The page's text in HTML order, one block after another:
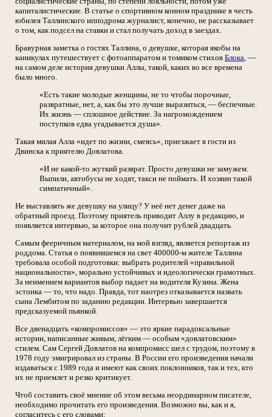
капиталистические. В статье о спортивном конном празднике в честь
юбилея Таллинского ипподрома журналист, конечно, не рассказывает
о том, как подсел на ставки и стал получать доход в заездах.
Бравурная заметка о гостях Таллина, о девушке, которая якобы на
каникулах путешествует с фотоаппаратом и томиком стихов Блока, —
на самом деле история девушки Аллы, такой, каких во все времена
было много.
«Есть такие молодые женщины, не то чтобы порочные,
развратные, нет, а, как бы это лучше выразиться, — беспечные.
Их жизнь — сплошное действие. За нагромождением
поступков едва угадывается душа».
Такая милая Алла «идет по жизни, смеясь», приезжает в гости из
Двинска к приятелю Довлатова.
«И не какой-то жуткий разврат. Просто девушки не замужем.
Выпили, автобусы не ходят, такси не поймать. И хозяин такой
симпатичный».
Не выставлять же девушку на улицу? У неё нет денег даже на
обратный проезд. Поэтому приятель приводит Аллу в редакцию, и
появляется интервью, за которое она получит рублей двадцать.
Самым фееричным материалом, на мой взгляд, является репортаж из
роддома. Статья о появившемся на свет 400000-м жителе Таллина
требовала особой подготовки: выбрать родителей «правильной
национальности», морально устойчивых и идеологически грамотных.
За неимением вариантов выбор падает на водителя Кузина. Жена
эстонка — то, что надо. Правда, тот наотрез отказывается назвать
сына Лембитом по заданию редакции. Интервью завершается
предсказуемой пьянкой.
Все двенадцать «компромиссов» — это яркие парадоксальные
истории, написанные живым, лёгким — особым «довлатовским»
стилем. Сам Сергей Довлатов на компромисс шел с трудом, поэтому в
1978 году эмигрировал из страны. В России его произведения начали
издаваться с 1989 года и имеют как своих поклонников, так и тех, кто
их не приемлет и резко критикует.
Чтоб составить своё мнение об этом весьма неординарном писателе,
необходимо прочитать его произведения. Возможно вы, как и я,
согласитесь с его словами: